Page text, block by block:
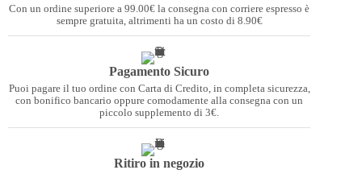
Con un ordine superiore a 99.00€ la consegna con corriere espresso è
sempre gratuita, altrimenti ha un costo di 8.90€
Pagamento Sicuro
Puoi pagare il tuo ordine con Carta di Credito, in completa sicurezza,
con bonifico bancario oppure comodamente alla consegna con un
piccolo supplemento di 3€.
Ritiro in negozio